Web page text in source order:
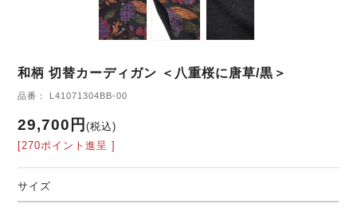
和柄 切替カーディガン ＜八重桜に唐草/黒＞
品番： L41071304BB-00
29,700円(税込)
[270ポイント進呈 ]
サイズ